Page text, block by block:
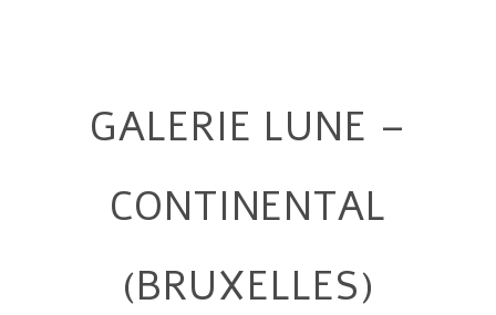
GALERIE LUNE –
CONTINENTAL
(BRUXELLES)